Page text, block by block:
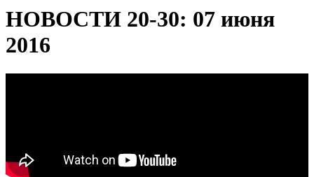
НОВОСТИ 20-30: 07 июня
2016